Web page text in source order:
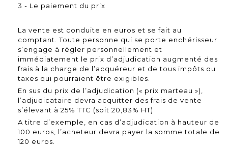
3 - Le paiement du prix
La vente est conduite en euros et se fait au
comptant. Toute personne qui se porte enchérisseur
s’engage à régler personnellement et
immédiatement le prix d’adjudication augmenté des
frais à la charge de l’acquéreur et de tous impôts ou
taxes qui pourraient être exigibles.
En sus du prix de l’adjudication (« prix marteau »),
l’adjudicataire devra acquitter des frais de vente
s’élevant à 25% TTC (soit 20,83% HT)
A titre d’exemple, en cas d’adjudication à hauteur de
100 euros, l’acheteur devra payer la somme totale de
120 euros.